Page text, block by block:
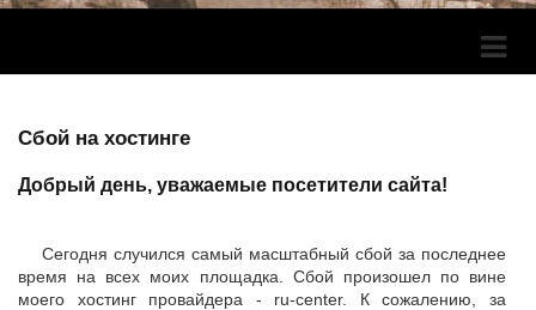
Сбой на хостинге
Добрый день, уважаемые посетители сайта!
Сегодня случился самый масштабный сбой за последнее
время на всех моих площадка. Сбой произошел по вине
моего хостинг провайдера - ru-center. К сожалению, за